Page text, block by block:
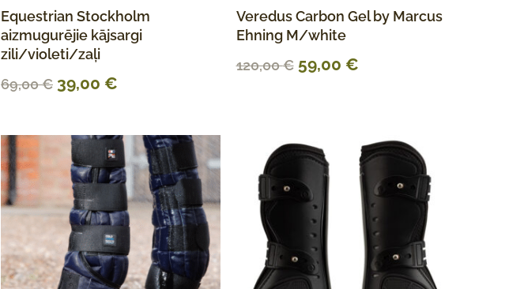
Equestrian Stockholm
aizmugurējie kājsargi
zili/violeti/zaļi
69,00€ 39,00 €
Veredus Carbon Gel by Marcus
Ehning M/white
120,00€ 59,00 €